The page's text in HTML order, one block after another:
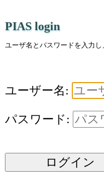
PIAS login
ユーザ名とパスワードを入力し
ユーザー名:
パスワード:
ログイン